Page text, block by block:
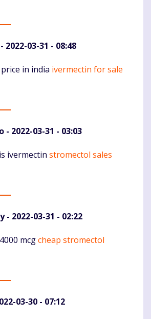
- 2022-03-31 - 08:48
in india ivermectin for sale
- 2022-03-31 - 03:03
ivermectin stromectol sales
- 2022-03-31 - 02:22
mcgcheap stromectol
03-30 - 07:12